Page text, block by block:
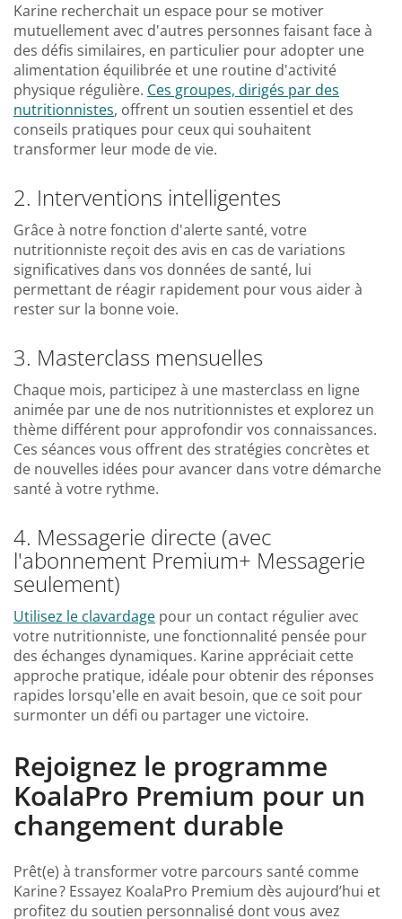
Karine recherchait un espace pour se motiver
mutuellement avec d'autres personnes faisant face à
des défis similaires, en particulier pour adopter une
alimentation équilibrée et une routine d'activité
physique régulière. Ces groupes, dirigés par des
nutritionnistes, offrent un soutien essentiel et des
conseils pratiques pour ceux qui souhaitent
transformer leur mode de vie.
2. Interventions intelligentes
Grâce à notre fonction d'alerte santé, votre
nutritionniste reçoit des avis en cas de variations
significatives dans vos données de santé, lui
permettant de réagir rapidement pour vous aider à
rester sur la bonne voie.
3. Masterclass mensuelles
Chaque mois, participez à une masterclass en ligne
animée par une de nos nutritionnistes et explorez un
thème différent pour approfondir vos connaissances.
Ces séances vous offrent des stratégies concrètes et
de nouvelles idées pour avancer dans votre démarche
santé à votre rythme.
4. Messagerie directe (avec
l'abonnement Premium+ Messagerie
seulement)
Utilisez le clavardage pour un contact régulier avec
votre nutritionniste, une fonctionnalité pensée pour
des échanges dynamiques. Karine appréciait cette
approche pratique, idéale pour obtenir des réponses
rapides lorsqu'elle en avait besoin, que ce soit pour
surmonter un défi ou partager une victoire.
Rejoignez le programme
KoalaPro Premium pour un
changement durable
Prêt(e) à transformer votre parcours santé comme
Karine ? Essayez KoalaPro Premium dès aujourd’hui et
profitez du soutien personnalisé dont vous avez